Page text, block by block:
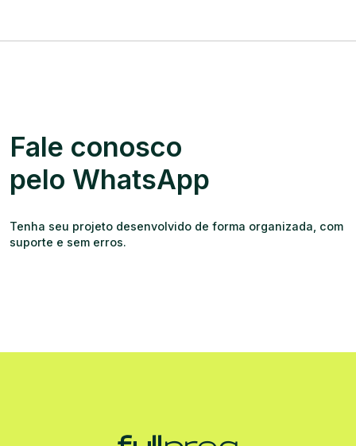
Fale conosco
pelo WhatsApp
Tenha seu projeto desenvolvido de forma organizada, com
suporte e sem erros.